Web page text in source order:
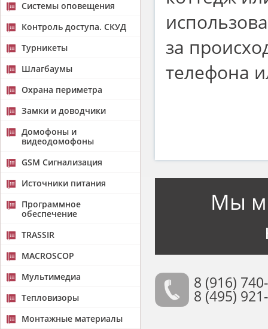
Системы оповещения
Контроль доступа. СКУД
Турникеты
Шлагбаумы
Охрана периметра
Замки и доводчики
Домофоны и
видеодомофоны
GSM Сигнализация
Источники питания
Программное
обеспечение
TRASSIR
MACROSCOP
Мультимедиа
Тепловизоры
Монтажные материалы
за
телефона
Мы
8 (916)
8 (495)